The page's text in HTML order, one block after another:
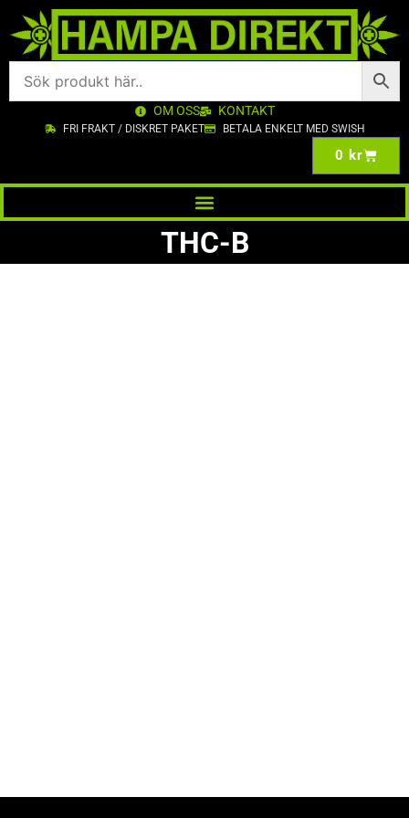
OM OSS KONTAKT
FRI FRAKT / DISKRET PAKET BETALA ENKELT MED SWISH
0 kr
THC-B